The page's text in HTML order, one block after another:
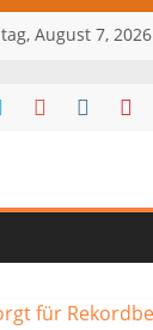
August 7, 2026